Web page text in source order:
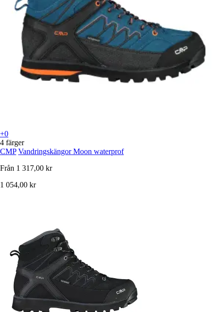
+0
4 färger
CMP Vandringskängor Moon waterprof
Från 1 317,00 kr
1 054,00 kr